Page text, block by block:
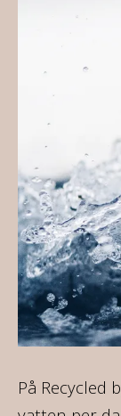
På Recycled